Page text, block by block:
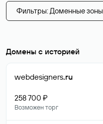
Фильтры: Доменные зоны
Домены с историей
webdesigners.ru
258 700 ₽
Возможен торг